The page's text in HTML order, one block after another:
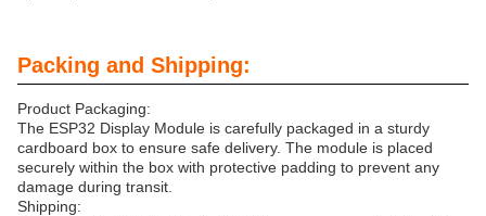
Packing and Shipping:
Product Packaging:
The ESP32 Display Module is carefully packaged in a sturdy
cardboard box to ensure safe delivery. The module is placed
securely within the box with protective padding to prevent any
damage during transit.
Shipping: